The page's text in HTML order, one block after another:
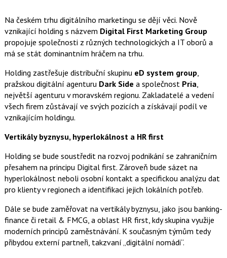
Na českém trhu digitálního marketingu se dějí věci. Nově
vznikající holding s názvem Digital First Marketing Group
propojuje společnosti z různých technologických a IT oborů a
má se stát dominantním hráčem na trhu.
Holding zastřešuje distribuční skupinu eD system group,
pražskou digitální agenturu Dark Side a společnost Pria,
největší agenturu v moravském regionu. Zakladatelé a vedení
všech firem zůstávají ve svých pozicích a získávají podíl ve
vznikajícím holdingu.
Vertikály byznysu, hyperlokálnost a HR first
Holding se bude soustředit na rozvoj podnikání se zahraničním
přesahem na principu Digital first. Zároveň bude sázet na
hyperlokálnost neboli osobní kontakt a specifickou analýzu dat
pro klienty v regionech a identifikaci jejich lokálních potřeb.
Dále se bude zaměřovat na vertikály byznysu, jako jsou banking-
finance či retail & FMCG, a oblast HR first, kdy skupina využije
moderních principů zaměstnávání. K současným týmům tedy
přibydou externí partneři, takzvaní „digitální nomádi“.